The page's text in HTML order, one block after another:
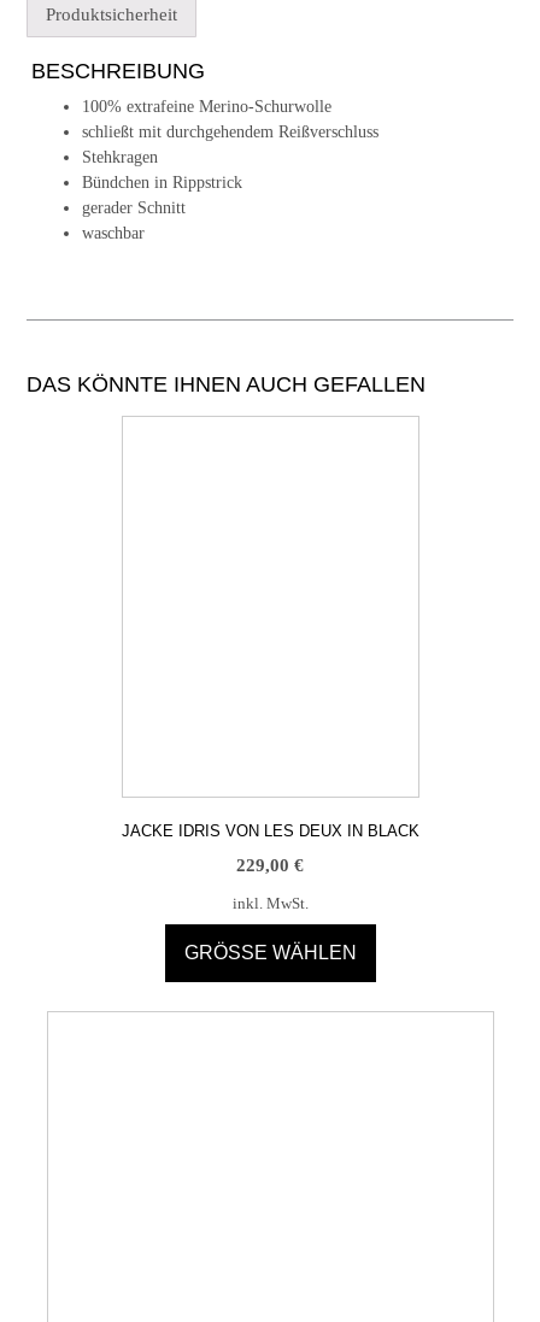
Produktsicherheit
BESCHREIBUNG
100% extrafeine Merino-Schurwolle
schließt mit durchgehendem Reißverschluss
Stehkragen
Bündchen in Rippstrick
gerader Schnitt
waschbar
DAS KÖNNTE IHNEN AUCH GEFALLEN
JACKE IDRIS VON LES DEUX IN BLACK
229,00 €
inkl. MwSt.
GRÖSSE WÄHLEN
Produkt